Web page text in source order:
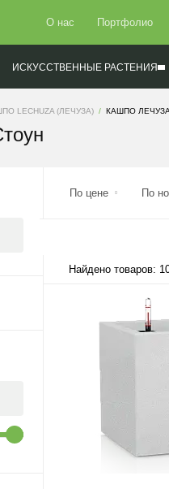
О нас Портфолио
ИСКУССТВЕННЫЕ РАСТЕНИЯ
LECHUZA (ЛЕЧУЗА) КАШПО
По цене По
Найдено товаров: